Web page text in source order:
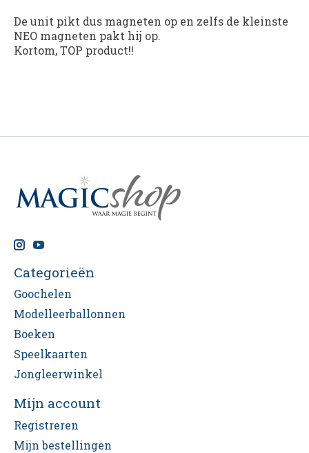
De unit pikt dus magneten op en zelfs de kleinste
NEO magneten pakt hij op.
Kortom, TOP product!!
Categorieën
Goochelen
Modelleerballonnen
Boeken
Speelkaarten
Jongleerwinkel
Mijn account
Registreren
Mijn bestellingen